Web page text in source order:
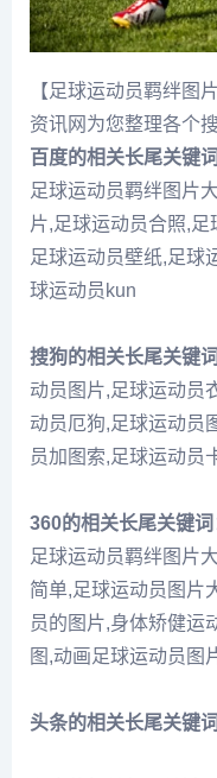
【足球运动员羁绊图
资讯网为您整理各个
百度的相关长尾关键词
足球运动员羁绊图片
片,足球运动员合照,
足球运动员壁纸,足球
球运动员kun
搜狗的相关长尾关键词
动员图片,足球运动员
动员厄狗,足球运动员
员加图索,足球运动员
360的相关长尾关键词
足球运动员羁绊图片
简单,足球运动员图片
员的图片,身体矫健运
图,动画足球运动员图
头条的相关长尾关键词